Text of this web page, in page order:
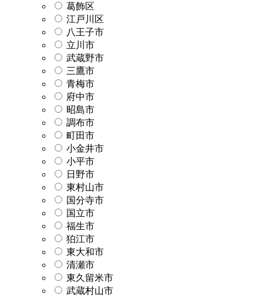
葛飾区
江戸川区
八王子市
立川市
武蔵野市
三鷹市
青梅市
府中市
昭島市
調布市
町田市
小金井市
小平市
日野市
東村山市
国分寺市
国立市
福生市
狛江市
東大和市
清瀬市
東久留米市
武蔵村山市